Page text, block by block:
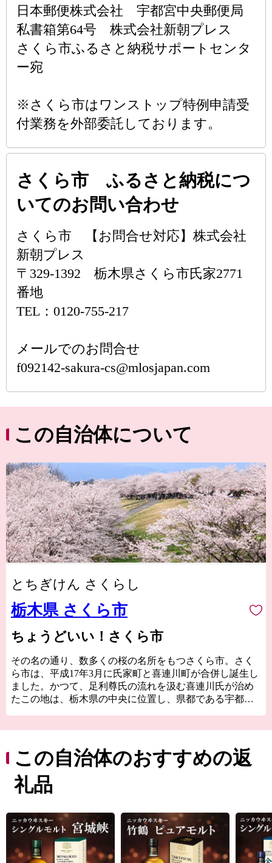
日本郵便株式会社 宇都宮中央郵便局
私書箱第64号 株式会社新朝プレス
さくら市ふるさと納税サポートセンタ
ー宛
※さくら市はワンストップ特例申請受
付業務を外部委託しております。
さくら市 ふるさと納税につ
いてのお問い合わせ
さくら市 【お問合せ対応】株式会社
新朝プレス
〒329-1392 栃木県さくら市氏家2771
番地
TEL：0120-755-217
メールでのお問合せ
f092142-sakura-cs@mlosjapan.com
この自治体について
とちぎけん さくらし
栃木県 さくら市
ちょうどいい！さくら市
その名の通り、数多くの桜の名所をもつさくら市。さく
ら市は、平成17年3月に氏家町と喜連川町が合併し誕生し
ました。かつて、足利尊氏の流れを汲む喜連川氏が治め
たこの地は、栃木県の中央に位置し、県都である宇都宮
くなれます。さくら市を一言で表現したキャッチコピー
『ちょうどいい！さくら市』には、県都である宇都宮や
県内観光地への距離感・アクセスがちょうどいい、買い
物・通勤通学・生活にちょうどいいといった、さまざま
す。
この自治体のおすすめの返
礼品